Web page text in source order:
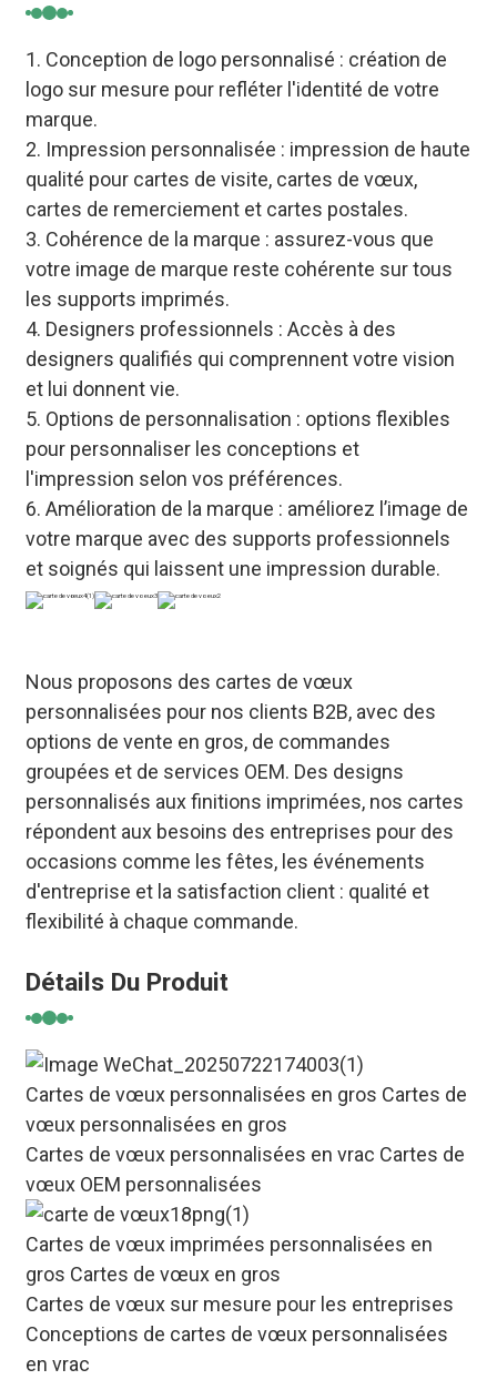
1. Conception de logo personnalisé : création de
logo sur mesure pour refléter l'identité de votre
marque.
2. Impression personnalisée : impression de haute
qualité pour cartes de visite, cartes de vœux,
cartes de remerciement et cartes postales.
3. Cohérence de la marque : assurez-vous que
votre image de marque reste cohérente sur tous
les supports imprimés.
4. Designers professionnels : Accès à des
designers qualifiés qui comprennent votre vision
et lui donnent vie.
5. Options de personnalisation : options flexibles
pour personnaliser les conceptions et
l'impression selon vos préférences.
6. Amélioration de la marque : améliorez l’image de
votre marque avec des supports professionnels
et soignés qui laissent une impression durable.
Nous proposons des cartes de vœux
personnalisées pour nos clients B2B, avec des
options de vente en gros, de commandes
groupées et de services OEM. Des designs
personnalisés aux finitions imprimées, nos cartes
répondent aux besoins des entreprises pour des
occasions comme les fêtes, les événements
d'entreprise et la satisfaction client : qualité et
flexibilité à chaque commande.
Détails Du Produit
Cartes de vœux personnalisées en gros Cartes de
vœux personnalisées en gros
Cartes de vœux personnalisées en vrac Cartes de
vœux OEM personnalisées
Cartes de vœux imprimées personnalisées en
gros Cartes de vœux en gros
Cartes de vœux sur mesure pour les entreprises
Conceptions de cartes de vœux personnalisées
en vrac